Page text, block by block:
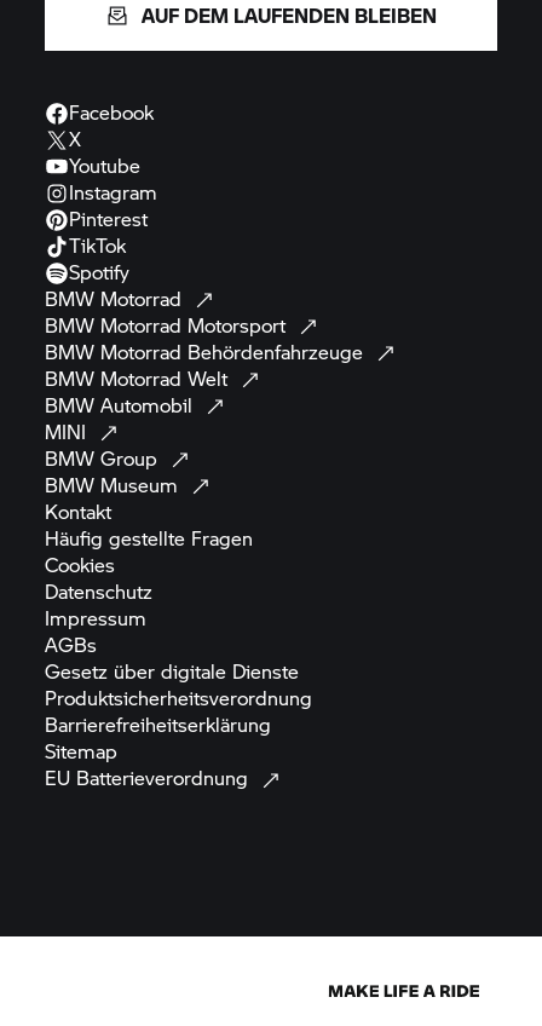
AUF DEM LAUFENDEN BLEIBEN
Facebook
X
Youtube
Instagram
Pinterest
TikTok
Spotify
BMW Motorrad
BMW Motorrad Motorsport
BMW Motorrad Behördenfahrzeuge
BMW Motorrad Welt
BMWAutomobil
MINI
BMWGroup
BMW Museum
Kontakt
Häufig gestellte Fragen
Cookies
Datenschutz
Impressum
AGBs
Gesetz über digitale Dienste
Produktsicherheitsverordnung
Barrierefreiheitserklärung
Sitemap
EU Batterieverordnung